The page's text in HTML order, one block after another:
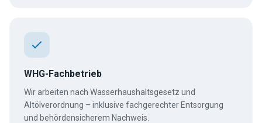
WHG-Fachbetrieb
Wir arbeiten nach Wasserhaushaltsgesetz und
Altölverordnung – inklusive fachgerechter Entsorgung
und behördensicherem Nachweis.